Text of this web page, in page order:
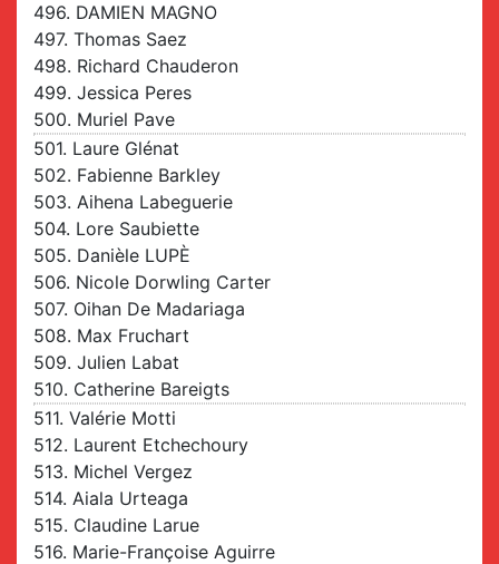
496. DAMIEN MAGNO
497. Thomas Saez
498. Richard Chauderon
499. Jessica Peres
500. Muriel Pave
501. Laure Glénat
502. Fabienne Barkley
503. Aihena Labeguerie
504. Lore Saubiette
505. Danièle LUPÈ
506. Nicole Dorwling Carter
507. Oihan De Madariaga
508. Max Fruchart
509. Julien Labat
510. Catherine Bareigts
511. Valérie Motti
512. Laurent Etchechoury
513. Michel Vergez
514. Aiala Urteaga
515. Claudine Larue
516. Marie-Françoise Aguirre